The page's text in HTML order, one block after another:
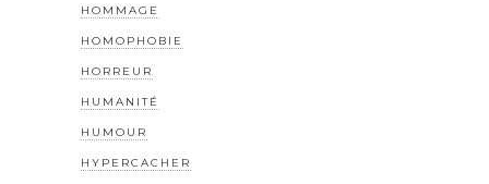
HOMMAGE
HOMOPHOBIE
HORREUR
HUMANITÉ
HUMOUR
HYPERCACHER